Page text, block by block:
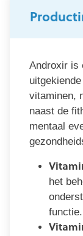
Androxir is
vitaminen,
naast de
mentaal
het
functie.